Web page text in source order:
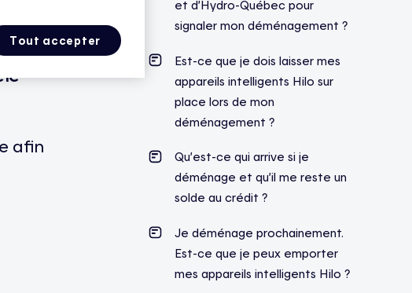
afin
et d’Hydro-Québec pour
signaler mon déménagement ?
Est-ce que je dois laisser mes
appareils intelligents Hilo sur
place lors de mon
déménagement ?
Qu’est-ce qui arrive si je
déménage et qu’il me reste un
solde au crédit ?
Je déménage prochainement.
Est-ce que je peux emporter
mes appareils intelligents Hilo ?
Tout accepter